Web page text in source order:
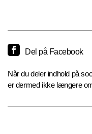
Del på Facebook
Når du deler indhold på
er dermed ikke længere